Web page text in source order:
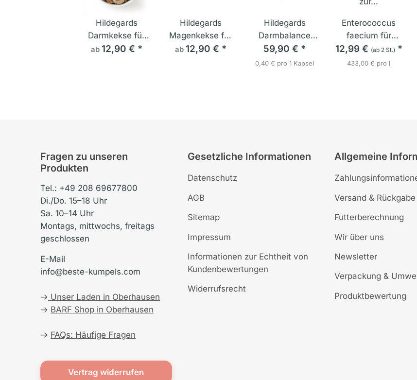
Hildegards
Darmkekse für
Hunde
ab 12,90 € *
Hildegards
Magenkekse für
Hunde
ab 12,90 € *
Hildegards
Darmbalance
Kapseln
59,90 € *
0,40 € pro 1 Kapsel
Enterococcus
faecium für
Hunde – Darmgel
zur
12,99 € (ab 2 St.) *
433,00 € pro l
Fragen zu unseren
Produkten
Tel.: +49 208 69677800
Di./Do. 15–18 Uhr
Sa. 10–14 Uhr
Montags, mittwochs, freitags
geschlossen
E-Mail
info@beste-kumpels.com
→ Unser Laden in Oberhausen
→ BARF Shop in Oberhausen
→ FAQs: Häufige Fragen
Gesetzliche Informationen
Datenschutz
AGB
Sitemap
Impressum
Informationen zur Echtheit von
Kundenbewertungen
Widerrufsrecht
Allgemeine
Versand & Rückgabe
Futterberechnung
Wir über uns
Newsletter
Verpackung &
Produktbewertung
Vertrag widerrufen